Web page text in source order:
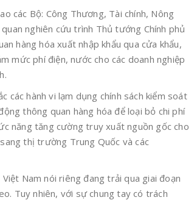
các Bộ: Công Thương, Tài chính, Nông
nghiên cứu trình Thủ tướng Chính phủ
hàng hóa xuất nhập khẩu qua cửa khẩu,
mức phí điện, nước cho các doanh nghiệp
các hành vi lạm dụng chính sách kiểm soát
thông quan hàng hóa để loại bỏ chi phí
năng tăng cường truy xuất nguồn gốc cho
thị trường Trung Quốc và các
Nam nói riêng đang trải qua giai đoạn
Tuy nhiên, với sự chung tay có trách